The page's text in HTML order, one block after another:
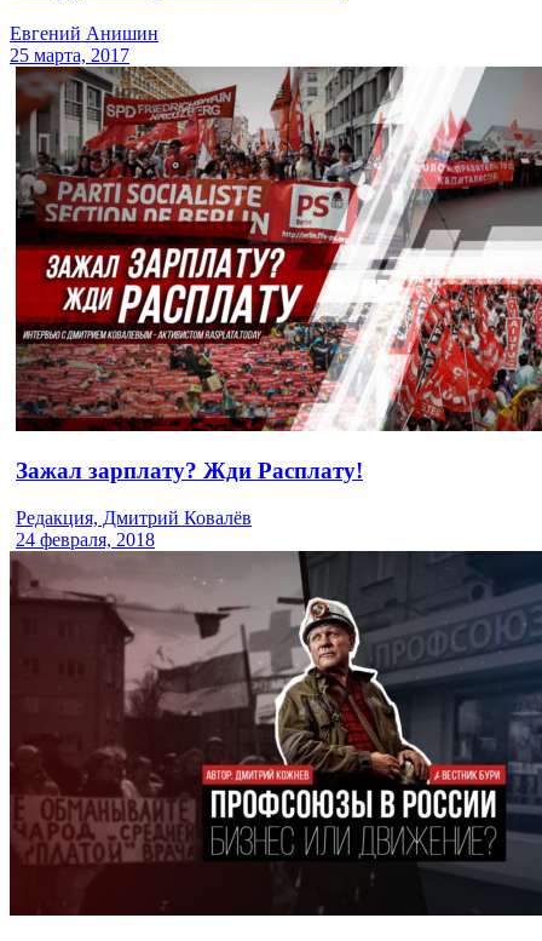
Евгений Анишин
25 марта, 2017
Зажал зарплату? Жди Расплату!
Редакция, Дмитрий Ковалёв
24 февраля, 2018